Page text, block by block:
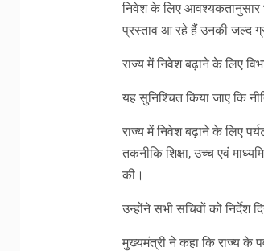
निवेश के लिए आवश्यकतानुसार
प्रस्ताव आ रहे हैं उनकी जल्द
राज्य में निवेश बढ़ाने के लिए
यह सुनिश्चित किया जाए कि
राज्य में निवेश बढ़ाने के लिए
तकनीकि शिक्षा, उच्च एवं
की।
उन्होंने सभी सचिवों को निर्देश
मुख्यमंत्री ने कहा कि राज्य के